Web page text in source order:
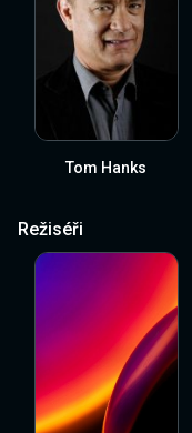
Tom Hanks
Režiséři